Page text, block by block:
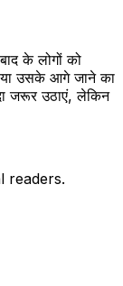
के लोगों को
या उसके आगे जाने का
जरूर उठाएं, लेकिन
readers.